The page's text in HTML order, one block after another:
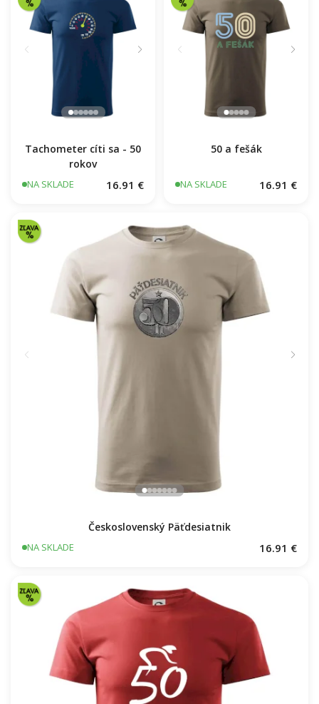
Tachometer cíti sa - 50
rokov
NA SKLADE 16.91 €
50 a fešák
NA SKLADE 16.91 €
Československý Päťdesiatnik
NA SKLADE 16.91 €